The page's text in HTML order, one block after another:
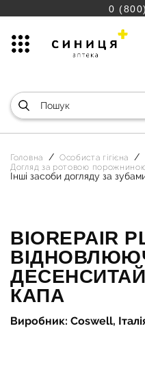
0
Головна
Особиста гігієна
Догляд за ротовою
Інші засоби догляду за
BIOREPAIR
КАПА
Виробник: Coswell,